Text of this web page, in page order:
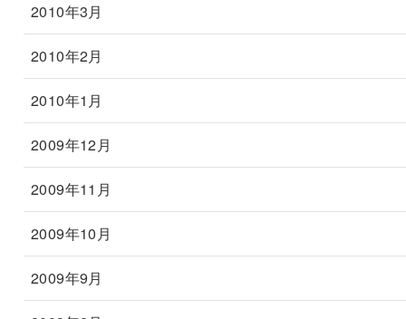
2010年3月
2010年2月
2010年1月
2009年12月
2009年11月
2009年10月
2009年9月